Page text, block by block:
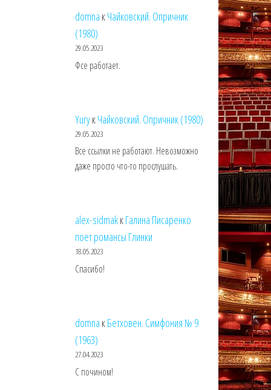
domna кЧайковский. Опричник
(1980)
29.05.2023
Фсе работает.
YuryкЧайковский. Опричник (1980)
29.05.2023
Все ссылки не работают. Невозможно
даже просто что-то прослушать.
alex-sidmakкГалина Писаренко
поет романсы Глинки
18.05.2023
Спасибо!
domna кБетховен. Симфония № 9
(1963)
27.04.2023
С почином!